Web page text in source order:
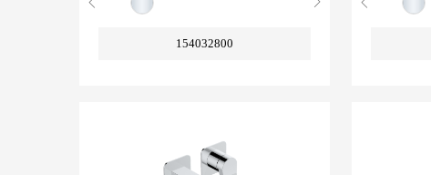
154032800